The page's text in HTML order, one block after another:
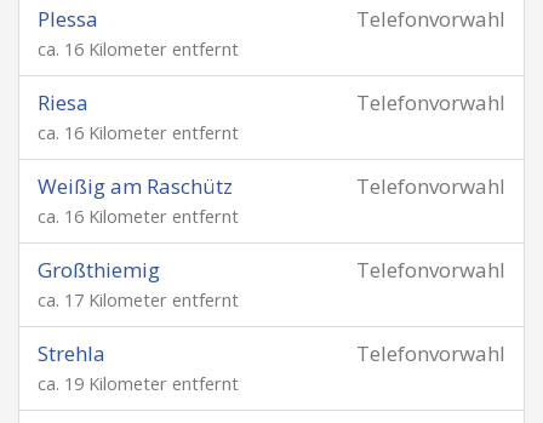
Telefonvorwahl
Plessa
ca. 16 Kilometer entfernt
Telefonvorwahl
Riesa
ca. 16 Kilometer entfernt
Telefonvorwahl
Weißig am Raschütz
ca. 16 Kilometer entfernt
Telefonvorwahl
Großthiemig
ca. 17 Kilometer entfernt
Telefonvorwahl
Strehla
ca. 19 Kilometer entfernt